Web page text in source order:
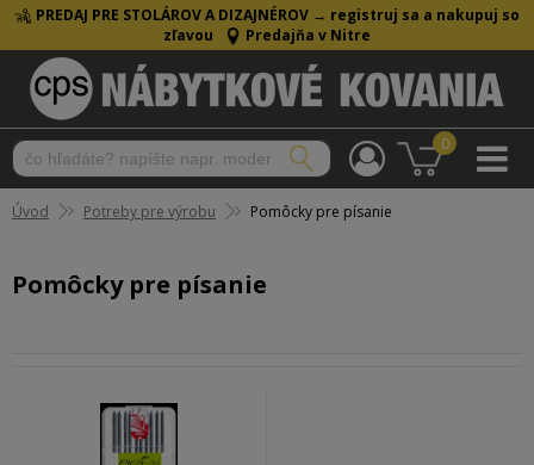
PREDAJ PRE STOLÁROV A DIZAJNÉROV → registruj sa a nakupuj so
zľavou
Predajňa v Nitre
0
Úvod Potreby pre výrobu Pomôcky pre písanie
Pomôcky pre písanie